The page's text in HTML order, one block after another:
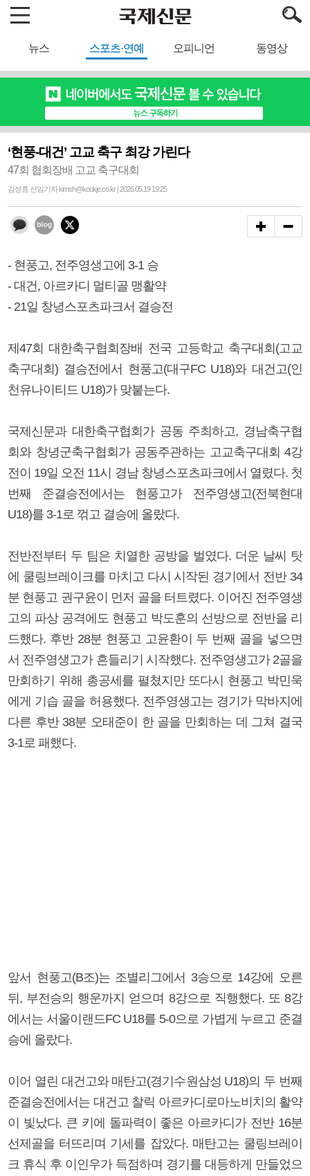
뉴스 스포츠·연예 오피니언 동영상
‘현풍-대건’ 고교 축구 최강 가린다
47회 협회장배 고교 축구대회
김성효 선임기자 kimsh@kookje.co.kr | 2026.05.19 19:25
- 현풍고, 전주영생고에 3-1 승
- 대건, 아르카디 멀티골 맹활약
- 21일 창녕스포츠파크서 결승전
제47회 대한축구협회장배 전국 고등학교 축구대회(고교
축구대회) 결승전에서 현풍고(대구FC U18)와 대건고(인
천유나이티드 U18)가 맞붙는다.
국제신문과 대한축구협회가 공동 주최하고, 경남축구협
회와 창녕군축구협회가 공동주관하는 고교축구대회 4강
전이 19일 오전 11시 경남 창녕스포츠파크에서 열렸다. 첫
번째 준결승전에서는 현풍고가 전주영생고(전북현대
U18)를 3-1로 꺾고 결승에 올랐다.
전반전부터 두 팀은 치열한 공방을 벌였다. 더운 날씨 탓
에 쿨링브레이크를 마치고 다시 시작된 경기에서 전반 34
분 현풍고 권구윤이 먼저 골을 터트렸다. 이어진 전주영생
고의 파상 공격에도 현풍고 박도훈의 선방으로 전반을 리
드했다. 후반 28분 현풍고 고윤환이 두 번째 골을 넣으면
서 전주영생고가 흔들리기 시작했다. 전주영생고가 2골을
만회하기 위해 총공세를 펼쳤지만 또다시 현풍고 박민욱
에게 기습 골을 허용했다. 전주영생고는 경기가 막바지에
다른 후반 38분 오태준이 한 골을 만회하는 데 그쳐 결국
3-1로 패했다.
앞서 현풍고(B조)는 조별리그에서 3승으로 14강에 오른
뒤, 부전승의 행운까지 얻으며 8강으로 직행했다. 또 8강
에서는 서울이랜드FC U18를 5-0으로 가볍게 누르고 준결
승에 올랐다.
이어 열린 대건고와 매탄고(경기수원삼성 U18)의 두 번째
준결승전에서는 대건고 찰릭 아르카디로마노비치의 활약
이 빛났다. 큰 키에 돌파력이 좋은 아르카디가 전반 16분
선제골을 터뜨리며 기세를 잡았다. 매탄고는 쿨링브레이
크 휴식 후 이인우가 득점하며 경기를 대등하게 만들었으